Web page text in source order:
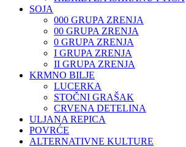
SOJA
000 GRUPA ZRENJA
00 GRUPA ZRENJA
0 GRUPA ZRENJA
I GRUPA ZRENJA
II GRUPA ZRENJA
KRMNO BILJE
LUCERKA
STOČNI GRAŠAK
CRVENA DETELINA
ULJANA REPICA
POVRĆE
ALTERNATIVNE KULTURE